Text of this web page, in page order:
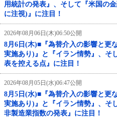
用統計の発表』、そして『米国の
に注視)』に注目！
2026年08月06日(木)06:50公開
8月6日(木)■『為替介入の影響と更
実施あり)』と『イラン情勢』、そ
表を控える点』に注目！
2026年08月05日(水)06:47公開
8月5日(水)■『為替介入の影響と更
実施あり)』と『イラン情勢』、そ
非製造業指数の発表』に注目！